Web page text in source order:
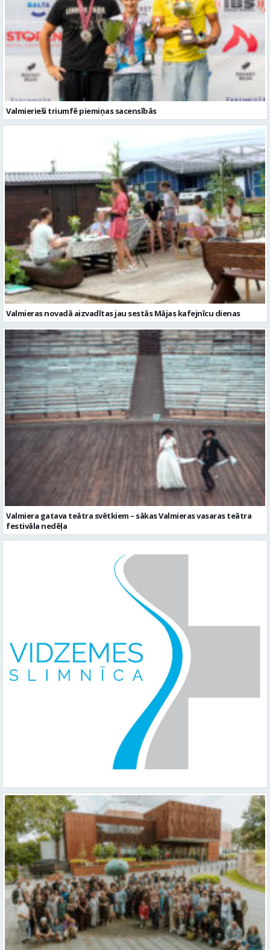
Valmierieši triumfē piemiņas sacensībās
Valmieras novadā aizvadītas jau sestās Mājas kafejnīcu dienas
Valmiera gatava teātra svētkiem – sākas Valmieras vasaras teātra
festivāla nedēļa